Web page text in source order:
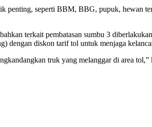
seperti BBM, BBG, pupuk, hewan
terkait pembatasan sumbu 3
dengan diskon tarif tol untuk menjaga
truk yang melanggar di area tol,”